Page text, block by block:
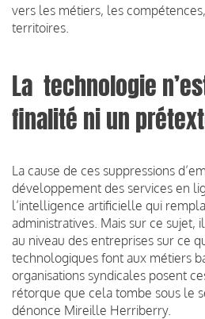
vers les métiers, les
territoires.
La technologie
finalité ni un
La cause de ces suppressions
développement des services en
l’intelligence artificielle qui
administratives. Mais sur ce sujet,
au niveau des entreprises sur ce
technologiques font aux métiers
organisations syndicales posent
rétorque que cela tombe sous le
dénonce Mireille Herriberry.